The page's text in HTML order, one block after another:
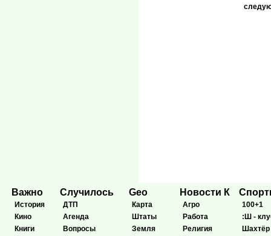
Важно
История
Кино
Книги
Случилось
ДТП
Агенда
Вопросы
Geo
Карта
Штаты
Земля
Новости К
Агро
Работа
Религия
100+1
:Ш -
Шахтёр